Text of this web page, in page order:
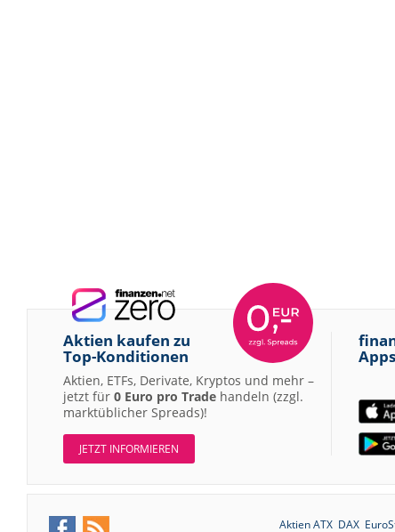
Aktien kaufen zu
Top-Konditionen
Aktien, ETFs, Derivate, Kryptos und mehr –
jetzt für 0 Euro pro Trade handeln (zzgl.
marktüblicher Spreads)!
JETZT INFORMIEREN
Apps
Aktien ATX DAX